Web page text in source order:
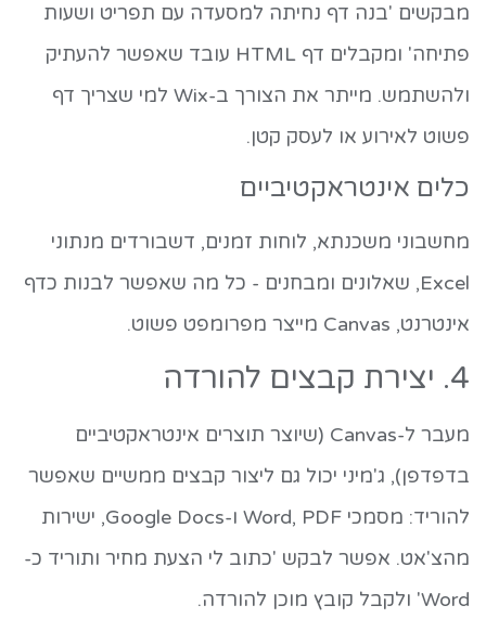
מבקשים 'בנה דף נחיתה למסעדה עם תפריט ושעות
פתיחה' ומקבלים דף HTML עובד שאפשר להעתיק
ולהשתמש. מייתר את הצורך ב-Wix למי שצריך דף
פשוט לאירוע או לעסק קטן.
כלים אינטראקטיביים
מחשבוני משכנתא, לוחות זמנים, דשבורדים מנתוני
Excel, שאלונים ומבחנים - כל מה שאפשר לבנות כדף
אינטרנט, Canvas מייצר מפרומפט פשוט.
4. יצירת קבצים להורדה
מעבר ל-Canvas (שיוצר תוצרים אינטראקטיביים
בדפדפן), ג'מיני יכול גם ליצור קבצים ממשיים שאפשר
להוריד: מסמכי Word, PDF ו-Google Docs, ישירות
מהצ'אט. אפשר לבקש 'כתוב לי הצעת מחיר ותוריד כ-
Word' ולקבל קובץ מוכן להורדה.